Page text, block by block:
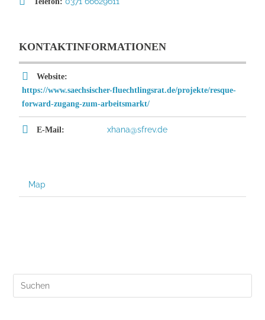
KONTAKTINFORMATIONEN
Website:
https://www.saechsischer-fluechtlingsrat.de/projekte/resque-
forward-zugang-zum-arbeitsmarkt/
E-Mail: xhana@sfrev.de
Map